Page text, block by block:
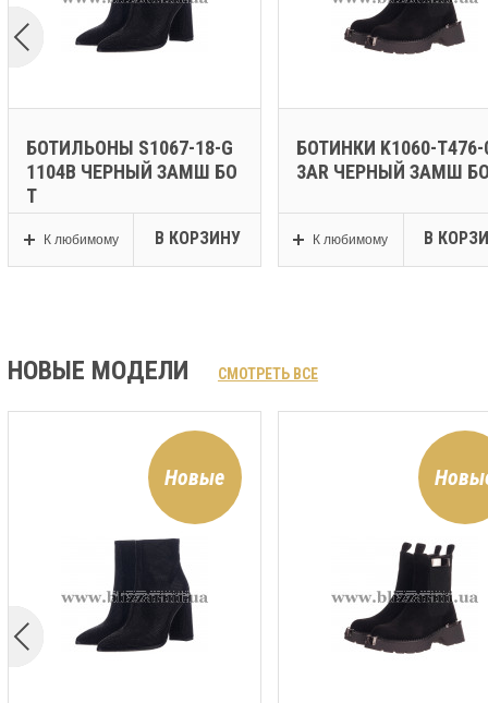
БОТИЛЬОНЫ S1067-18-G
1104B ЧЕРНЫЙ ЗАМШ БО
Т
К любимому В КОРЗИНУ
БОТИНКИ K1060-T476-
3AR ЧЕРНЫЙ ЗАМШ
К любимому В
НОВЫЕ МОДЕЛИ СМОТРЕТЬ ВСЕ
Новые